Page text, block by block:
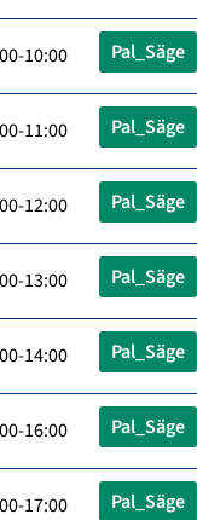
10:00 Pal_Säge
11:00 Pal_Säge
12:00 Pal_Säge
13:00 Pal_Säge
14:00 Pal_Säge
16:00 Pal_Säge
17:00 Pal_Säge